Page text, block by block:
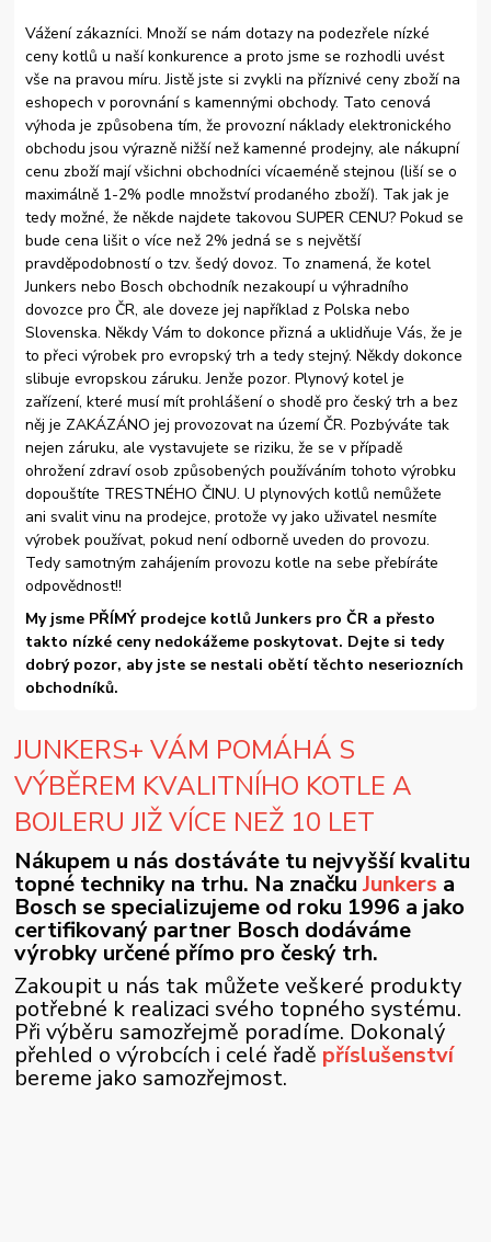
Vážení zákazníci. Množí se nám dotazy na podezřele nízké
ceny kotlů u naší konkurence a proto jsme se rozhodli uvést
vše na pravou míru. Jistě jste si zvykli na příznivé ceny zboží na
eshopech v porovnání s kamennými obchody. Tato cenová
výhoda je způsobena tím, že provozní náklady elektronického
obchodu jsou výrazně nižší než kamenné prodejny, ale nákupní
cenu zboží mají všichni obchodníci vícaeméně stejnou (liší se o
maximálně 1-2% podle množství prodaného zboží). Tak jak je
tedy možné, že někde najdete takovou SUPER CENU? Pokud se
bude cena lišit o více než 2% jedná se s největší
pravděpodobností o tzv. šedý dovoz. To znamená, že kotel
Junkers nebo Bosch obchodník nezakoupí u výhradního
dovozce pro ČR, ale doveze jej například z Polska nebo
Slovenska. Někdy Vám to dokonce přizná a uklidňuje Vás, že je
to přeci výrobek pro evropský trh a tedy stejný. Někdy dokonce
slibuje evropskou záruku. Jenže pozor. Plynový kotel je
zařízení, které musí mít prohlášení o shodě pro český trh a bez
něj je ZAKÁZÁNO jej provozovat na území ČR. Pozbýváte tak
nejen záruku, ale vystavujete se riziku, že se v případě
ohrožení zdraví osob způsobených používáním tohoto výrobku
dopouštíte TRESTNÉHO ČINU. U plynových kotlů nemůžete
ani svalit vinu na prodejce, protože vy jako uživatel nesmíte
výrobek používat, pokud není odborně uveden do provozu.
Tedy samotným zahájením provozu kotle na sebe přebíráte
odpovědnost!!
My jsme PŘÍMÝ prodejce kotlů Junkers pro ČR a přesto
takto nízké ceny nedokážeme poskytovat. Dejte si tedy
dobrý pozor, aby jste se nestali obětí těchto neseriozních
obchodníků.
JUNKERS+ VÁM POMÁHÁ S
VÝBĚREM KVALITNÍHO KOTLE A
BOJLERU JIŽ VÍCE NEŽ 10 LET
Nákupem u nás dostáváte tu nejvyšší kvalitu
topné techniky na trhu. Na značkuJunkers a
Bosch se specializujeme od roku 1996 a jako
certifikovaný partner Bosch dodáváme
výrobky určené přímo pro český trh.
Zakoupit u nás tak můžete veškeré produkty
potřebné k realizaci svého topného systému.
Při výběru samozřejmě poradíme. Dokonalý
přehled o výrobcích i celé řadě příslušenství
bereme jako samozřejmost.